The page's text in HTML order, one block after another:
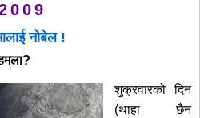
नोबेल !
शुक्रवारको दिन
(थाहा छैन